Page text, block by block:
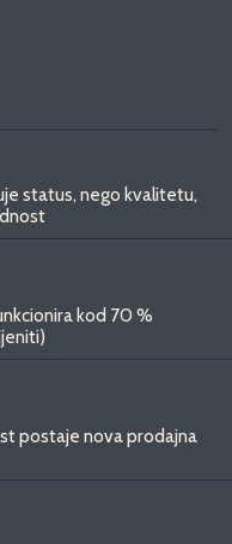
status, nego kvalitetu,
kod 70 %
postaje nova prodajna